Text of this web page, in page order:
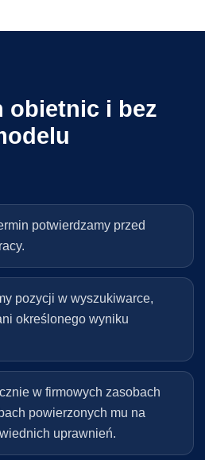
obietnic i bez
potwierdzamy przed
pozycji w wyszukiwarce,
określonego wyniku
w firmowych zasobach
powierzonych mu na
uprawnień.